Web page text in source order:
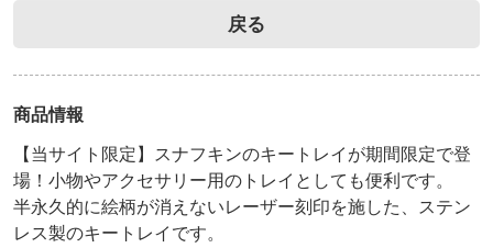
戻る
商品情報
【当サイト限定】スナフキンのキートレイが期間限定で登
場！小物やアクセサリー用のトレイとしても便利です。
半永久的に絵柄が消えないレーザー刻印を施した、ステン
レス製のキートレイです。